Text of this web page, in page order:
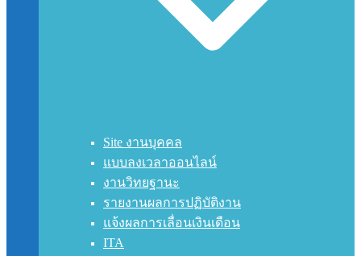
Site งานบุคคล
แบบลงเวลาออนไลน์
งานวิทยฐานะ
รายงานผลการปฏิบัติงาน
แจ้งผลการเลื่อนเงินเดือน
ITA